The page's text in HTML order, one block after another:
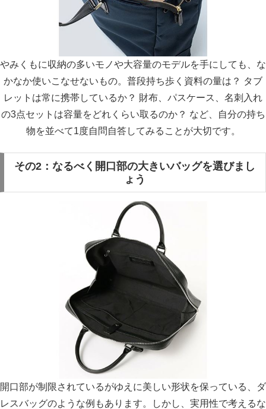
やみくもに収納の多いモノや大容量のモデルを手にしても、な
かなか使いこなせないもの。普段持ち歩く資料の量は？ タブ
レットは常に携帯しているか？ 財布、パスケース、名刺入れ
の3点セットは容量をどれくらい取るのか？ など、自分の持ち
物を並べて1度自問自答してみることが大切です。
その2：なるべく開口部の大きいバッグを選びまし
ょう
開口部が制限されているがゆえに美しい形状を保っている、ダ
レスバッグのような例もあります。しかし、実用性で考えるな